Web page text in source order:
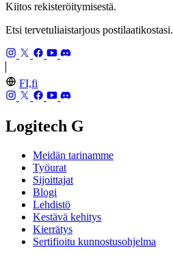
Kiitos rekisteröitymisestä.
Etsi tervetuliaistarjous postilaatikostasi.
FI,fi
Logitech G
Meidän tarinamme
Työurat
Sijoittajat
Blogi
Lehdistö
Kestävä kehitys
Kierrätys
Sertifioitu kunnostusohjelma